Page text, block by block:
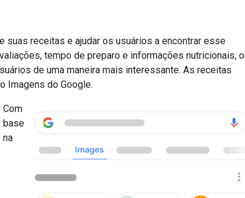
suas receitas e ajudar os usuários a encontrar esse
tempo de preparo e informações nutricionais, o
de uma maneira mais interessante. As receitas
Imagens do Google.
Com
base
na